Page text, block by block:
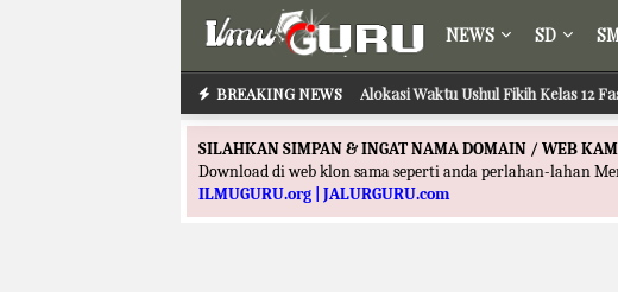
NEWS SD
BREAKING NEWS Alokasi Waktu Ushul Fikih Kelas
Alokasi Waktu Ilmu Tafsir Kelas 12
SILAHKAN SIMPAN & INGAT NAMA DOMAIN / WEB
Download di web klon sama seperti anda perlahan-lahan
ILMUGURU.org | JALURGURU.com